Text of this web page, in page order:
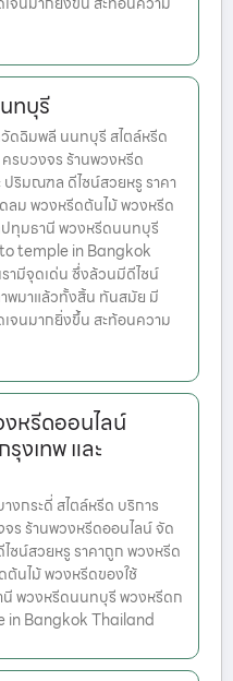
ทบุรี
ดฉิมพลี นนทบุรี สไตล์หรีด
รบวงจร ร้านพวงหรีด
ปริมณฑล ดีไซน์สวยหรู ราคา
ม พวงหรีดต้นไม้ พวงหรีด
ปทุมธานี พวงหรีดนนทบุรี
temple in Bangkok
ามีจุดเด่น ซึ่งล้วนมีดีไซน์
พมาแล้วทั้งสิ้น ทันสมัย มี
จนมากยิ่งขึ้น สะท้อนความ
หรีดออนไลน์
งเทพ และ
กระดี่ สไตล์หรีด บริการ
ร ร้านพวงหรีดออนไลน์ จัด
ซน์สวยหรู ราคาถูก พวงหรีด
นไม้ พวงหรีดของใช้
นี พวงหรีดนนทบุรี พวงหรีดก
Bangkok Thailand